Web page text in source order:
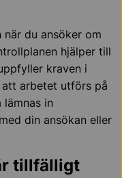
du ansöker om
hjälper till
kraven i
arbetet utförs på
in
din ansökan eller
tillfälligt